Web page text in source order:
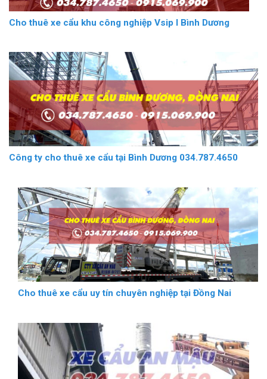
Cho thuê xe cẩu khu công nghiệp Vsip I Bình Dương
Công ty cho thuê xe cẩu tại Bình Dương 034.787.4650
Cho thuê xe cẩu uy tín chuyên nghiệp tại Đồng Nai